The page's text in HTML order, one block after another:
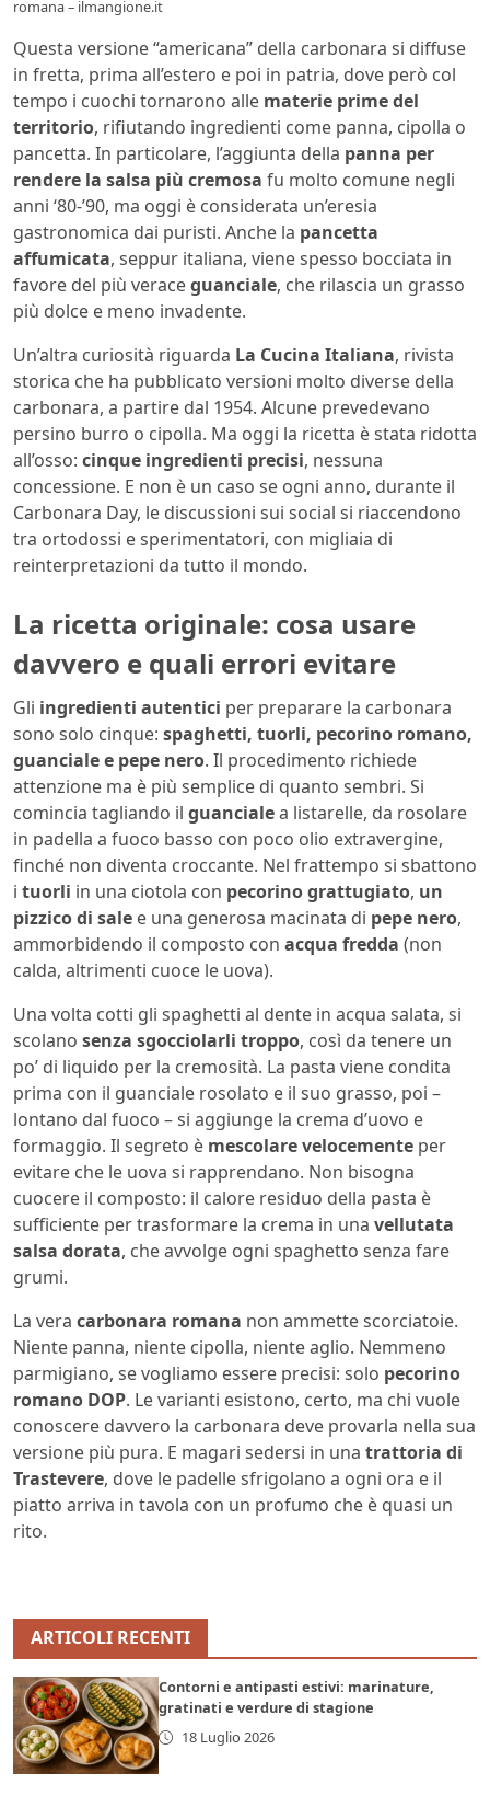
romana – ilmangione.it
Questa versione “americana” della carbonara si diffuse
in fretta, prima all’estero e poi in patria, dove però col
tempo i cuochi tornarono alle materie prime del
territorio, rifiutando ingredienti come panna, cipolla o
pancetta. In particolare, l’aggiunta della panna per
rendere la salsa più cremosa fu molto comune negli
anni ‘80-’90, ma oggi è considerata un’eresia
gastronomica dai puristi. Anche la pancetta
affumicata, seppur italiana, viene spesso bocciata in
favore del più veraceguanciale, che rilascia un grasso
più dolce e meno invadente.
Un’altra curiosità riguarda La Cucina Italiana, rivista
storica che ha pubblicato versioni molto diverse della
carbonara, a partire dal 1954. Alcune prevedevano
persino burro o cipolla. Ma oggi la ricetta è stata ridotta
all’osso: cinque ingredienti precisi, nessuna
concessione. E non è un caso se ogni anno, durante il
Carbonara Day, le discussioni sui social si riaccendono
tra ortodossi e sperimentatori, con migliaia di
reinterpretazioni da tutto il mondo.
La ricetta originale: cosa usare
davvero e quali errori evitare
Gli ingredienti autentici per preparare la carbonara
sono solo cinque: spaghetti, tuorli, pecorino romano,
guanciale e pepe nero. Il procedimento richiede
attenzione ma è più semplice di quanto sembri. Si
comincia tagliando il guancialea listarelle, da rosolare
in padella a fuoco basso con poco olio extravergine,
finché non diventa croccante. Nel frattempo si sbattono
i tuorli in una ciotola con pecorino grattugiato, un
pizzico di sale e una generosa macinata di pepe nero,
ammorbidendo il composto con acqua fredda (non
calda, altrimenti cuoce le uova).
Una volta cotti gli spaghetti al dente in acqua salata, si
scolano senza sgocciolarli troppo, così da tenere un
po’ di liquido per la cremosità. La pasta viene condita
prima con il guanciale rosolato e il suo grasso, poi –
lontano dal fuoco – si aggiunge la crema d’uovo e
formaggio. Il segreto è mescolare velocemente per
evitare che le uova si rapprendano. Non bisogna
cuocere il composto: il calore residuo della pasta è
sufficiente per trasformare la crema in una vellutata
salsa dorata, che avvolge ogni spaghetto senza fare
grumi.
La vera carbonara romana non ammette scorciatoie.
Niente panna, niente cipolla, niente aglio. Nemmeno
parmigiano, se vogliamo essere precisi: solo pecorino
romano DOP. Le varianti esistono, certo, ma chi vuole
conoscere davvero la carbonara deve provarla nella sua
versione più pura. E magari sedersi in una trattoria di
Trastevere, dove le padelle sfrigolano a ogni ora e il
piatto arriva in tavola con un profumo che è quasi un
rito.
ARTICOLI RECENTI
Contorni e antipasti estivi: marinature,
gratinati e verdure di stagione
18 Luglio 2026